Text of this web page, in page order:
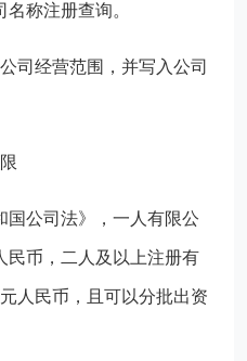
称注册查询。
司经营范围，并写入公司
国公司法》，一人有限公
民币，二人及以上注册有
人民币，且可以分批出资